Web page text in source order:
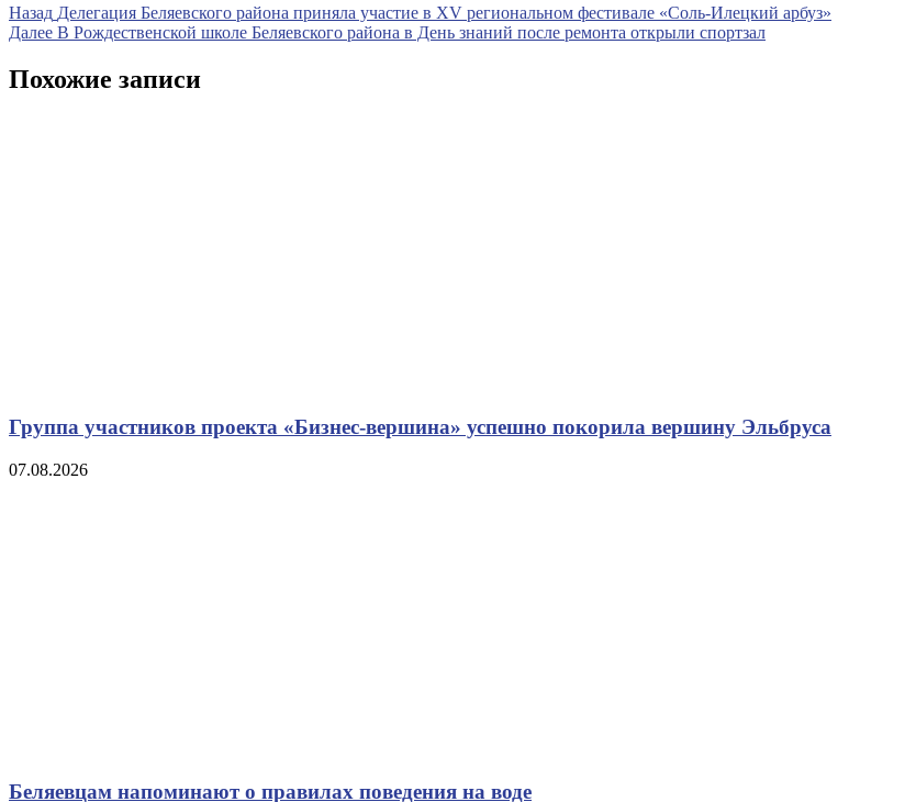
Навигация
по
записям
Назад Предыдущая
запись
Делегация Беляевского района приняла участие в XV региональном фестивале «Соль-Илецкий арбуз»
Далее Следующая
В Рождественской школе Беляевского района в День знаний после ремонта открыли спортзал
Похожие записи
Группа участников проекта «Бизнес‑вершина» успешно покорила вершину Эльбруса
07.08.2026
Беляевцам напоминают о правилах поведения на воде